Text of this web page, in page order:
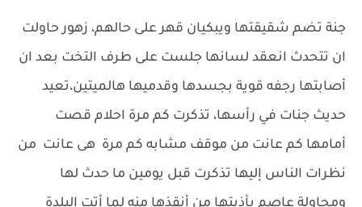
جنة تضم شقيقتها ويبكيان قهر على حالهم، زهور حاولت
ان تتحدث انعقد لسانها جلست على طرف التخت بعد ان
أصابتها رجفه قوية بجسدها وقدميها هالميتين،تعيد
حديث جنات في رأسها، تذكرت كم مرة احلام قصت
أمامها كم عانت من موقف مشابه كم مرة هى عانت من
نظرات الناس إليها تذكرت قبل يومين ما حدث لها
ومحاولة عاصم بأذيتها من أنقذها منه لما أتت البلدة